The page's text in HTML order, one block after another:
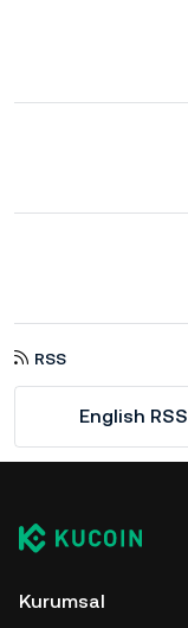
RSS
English RSS
Kurumsal